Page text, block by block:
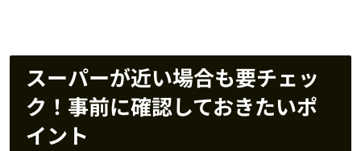
スーパーが近い場合も要チェッ
ク！事前に確認しておきたいポ
イント